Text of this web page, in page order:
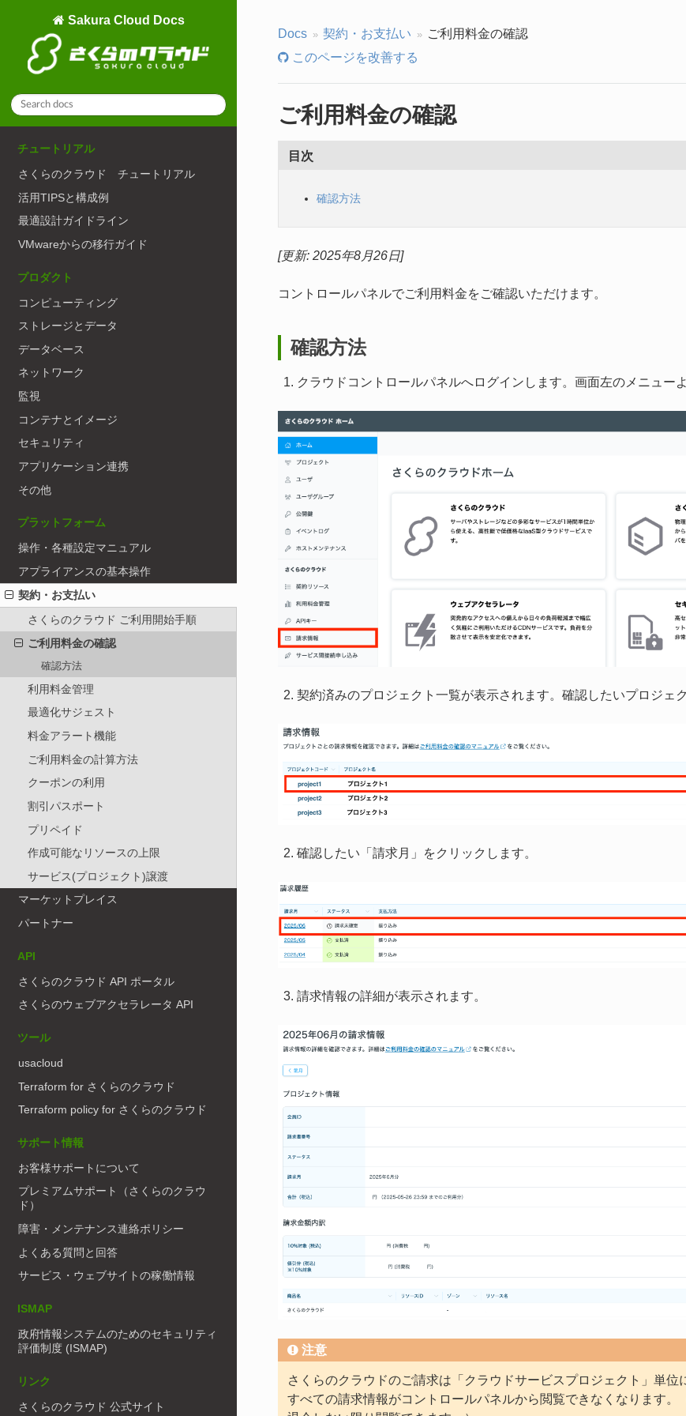
Sakura Cloud Docs
チュートリアル
さくらのクラウド チュートリアル
活用TIPSと構成例
最適設計ガイドライン
VMwareからの移行ガイド
プロダクト
コンピューティング
ストレージとデータ
データベース
ネットワーク
監視
コンテナとイメージ
セキュリティ
アプリケーション連携
その他
プラットフォーム
操作・各種設定マニュアル
アプライアンスの基本操作
契約・お支払い
さくらのクラウド ご利用開始手順
ご利用料金の確認
確認方法
利用料金管理
最適化サジェスト
料金アラート機能
ご利用料金の計算方法
クーポンの利用
割引パスポート
プリペイド
作成可能なリソースの上限
サービス(プロジェクト)譲渡
マーケットプレイス
パートナー
API
さくらのクラウド API ポータル
さくらのウェブアクセラレータ API
ツール
usacloud
Terraform for さくらのクラウド
Terraform policy for さくらのクラウド
サポート情報
お客様サポートについて
プレミアムサポート（さくらのクラウ
ド）
障害・メンテナンス連絡ポリシー
よくある質問と回答
サービス・ウェブサイトの稼働情報
ISMAP
政府情報システムのためのセキュリティ
評価制度 (ISMAP)
リンク
さくらのクラウド 公式サイト
Docs 契約・お支払い
ご利用料金の確認
このページを改善する
ご利用料金の確認
目次
確認方法
[更新: 2025年8月26日]
コントロールパネルでご利用料金をご確認いただけます。
確認方法
クラウドコントロールパネルへログインします。画面左のメニュー
契約済みのプロジェクト一覧が表示されます。確認したいプロジェ
確認したい「請求月」をクリックします。
請求情報の詳細が表示されます。
注意
さくらのクラウドのご請求は「クラウドサービスプロジェクト」単
すべての請求情報がコントロールパネルから閲覧できなくなります